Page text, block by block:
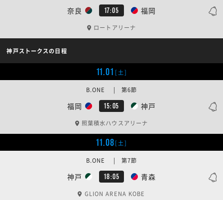
奈良 17:05 福岡
ロートアリーナ
神戸ストークスの日程
11.01 [土]
福岡 15:05 神戸
B.ONE | 第6節
照葉積水ハウスアリーナ
11.08[土]
神戸 18:05 青森
B.ONE | 第7節
GLION ARENA KOBE